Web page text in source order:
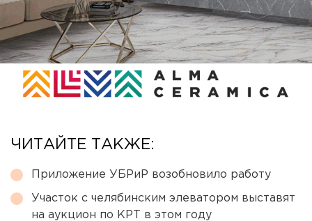
ЧИТАЙТЕ ТАКЖЕ:
Приложение УБРиР возобновило работу
Участок с челябинским элеватором выставят
на аукцион по КРТ в этом году